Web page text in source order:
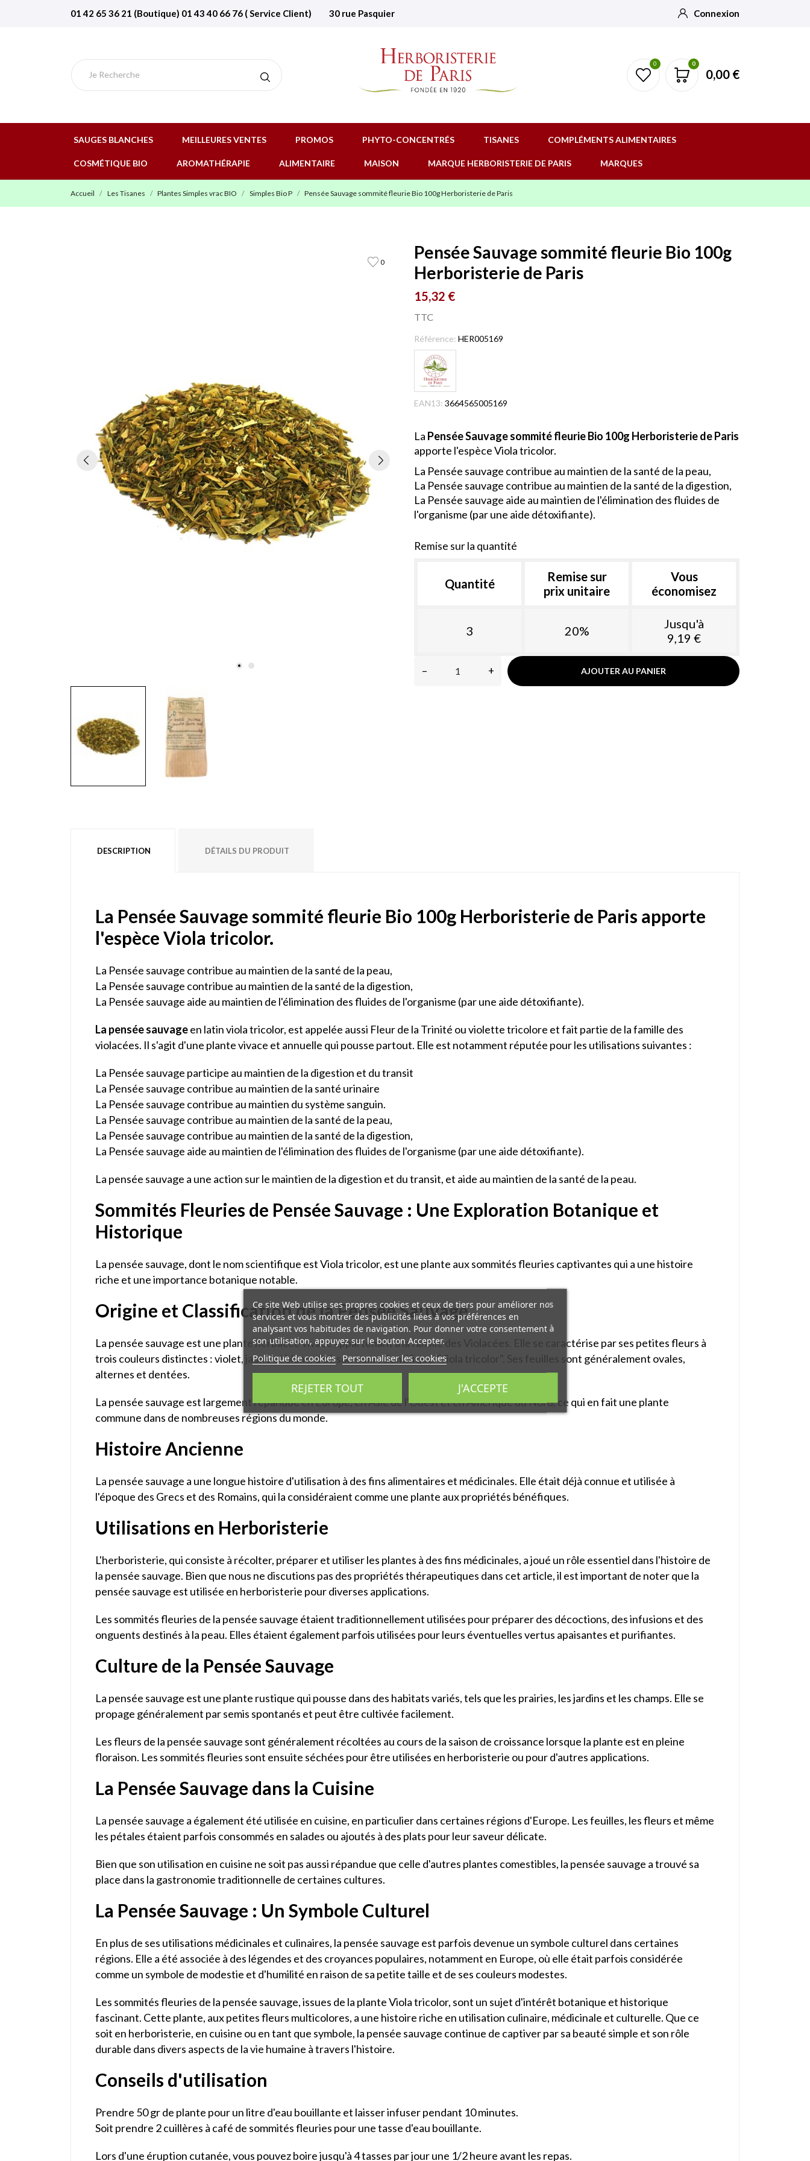
01 42 65 36 21 (Boutique) 01 43 40 66 76 ( Service Client) 30 rue Pasquier Connexion
0 0
0,00 €
SAUGES BLANCHES MEILLEURES VENTES PROMOS PHYTO-CONCENTRÉS TISANES COMPLÉMENTS ALIMENTAIRES
COSMÉTIQUE BIO AROMATHÉRAPIE ALIMENTAIRE MAISON MARQUE HERBORISTERIE DE PARIS MARQUES
Accueil Les Tisanes Plantes Simples vrac BIO Simples Bio P Pensée Sauvage sommité fleurie Bio 100g Herboristerie de Paris
0
Pensée Sauvage sommité fleurie Bio 100g
Herboristerie de Paris
15,32 €
TTC
Référence: HER005169
EAN13: 3664565005169
La Pensée Sauvage sommité fleurie Bio 100g Herboristerie de Paris
apporte l'espèce Viola tricolor.
La Pensée sauvage contribue au maintien de la santé de la peau,
La Pensée sauvage contribue au maintien de la santé de la digestion,
La Pensée sauvage aide au maintien de l'élimination des fluides de
l'organisme (par une aide détoxifiante).
Remise sur la quantité
Quantité
Remise sur
prix unitaire
Vous
économisez
3 20%
Jusqu'à
9,19 €
– + AJOUTER AU PANIER
DESCRIPTION DÉTAILS DU PRODUIT
La Pensée Sauvage sommité fleurie Bio 100g Herboristerie de Paris apporte
l'espèce Viola tricolor.
La Pensée sauvage contribue au maintien de la santé de la peau,
La Pensée sauvage contribue au maintien de la santé de la digestion,
La Pensée sauvage aide au maintien de l'élimination des fluides de l'organisme (par une aide détoxifiante).
La pensée sauvageen latin viola tricolor, est appelée aussi Fleur de la Trinité ou violette tricolore et fait partie de la famille des
violacées. Il s'agit d'une plante vivace et annuelle qui pousse partout. Elle est notamment réputée pour les utilisations suivantes :
La Pensée sauvage participe au maintien de la digestion et du transit
La Pensée sauvage contribue au maintien de la santé urinaire
La Pensée sauvage contribue au maintien du système sanguin.
La Pensée sauvage contribue au maintien de la santé de la peau,
La Pensée sauvage contribue au maintien de la santé de la digestion,
La Pensée sauvage aide au maintien de l'élimination des fluides de l'organisme (par une aide détoxifiante).
La pensée sauvage a une action sur le maintien de la digestion et du transit, et aide au maintien de la santé de la peau.
Sommités Fleuries de Pensée Sauvage : Une Exploration Botanique et
Historique
La pensée sauvage, dont le nom scientifique est Viola tricolor, est une plante aux sommités fleuries captivantes qui a une histoire
riche et une importance botanique notable.
Origine et Classification de la Pensée Sauvage
La pensée sauvage est une plante herbacée vivace appartenant à la famille des Violacées. Elle se caractérise par ses petites fleurs à
trois couleurs distinctes : violet, jaune et blanc, d'où son nom scientifique "Viola tricolor". Ses feuilles sont généralement ovales,
alternes et dentées.
La pensée sauvage est largement répandue en Europe, en Asie de l'Ouest et en Amérique du Nord, ce qui en fait une plante
commune dans de nombreuses régions du monde.
Histoire Ancienne
La pensée sauvage a une longue histoire d'utilisation à des fins alimentaires et médicinales. Elle était déjà connue et utilisée à
l'époque des Grecs et des Romains, qui la considéraient comme une plante aux propriétés bénéfiques.
Utilisations en Herboristerie
L'herboristerie, qui consiste à récolter, préparer et utiliser les plantes à des fins médicinales, a joué un rôle essentiel dans l'histoire de
la pensée sauvage. Bien que nous ne discutions pas des propriétés thérapeutiques dans cet article, il est important de noter que la
pensée sauvage est utilisée en herboristerie pour diverses applications.
Les sommités fleuries de la pensée sauvage étaient traditionnellement utilisées pour préparer des décoctions, des infusions et des
onguents destinés à la peau. Elles étaient également parfois utilisées pour leurs éventuelles vertus apaisantes et purifiantes.
Culture de la Pensée Sauvage
La pensée sauvage est une plante rustique qui pousse dans des habitats variés, tels que les prairies, les jardins et les champs. Elle se
propage généralement par semis spontanés et peut être cultivée facilement.
Les fleurs de la pensée sauvage sont généralement récoltées au cours de la saison de croissance lorsque la plante est en pleine
floraison. Les sommités fleuries sont ensuite séchées pour être utilisées en herboristerie ou pour d'autres applications.
La Pensée Sauvage dans la Cuisine
La pensée sauvage a également été utilisée en cuisine, en particulier dans certaines régions d'Europe. Les feuilles, les fleurs et même
les pétales étaient parfois consommés en salades ou ajoutés à des plats pour leur saveur délicate.
Bien que son utilisation en cuisine ne soit pas aussi répandue que celle d'autres plantes comestibles, la pensée sauvage a trouvé sa
place dans la gastronomie traditionnelle de certaines cultures.
La Pensée Sauvage : Un Symbole Culturel
En plus de ses utilisations médicinales et culinaires, la pensée sauvage est parfois devenue un symbole culturel dans certaines
régions. Elle a été associée à des légendes et des croyances populaires, notamment en Europe, où elle était parfois considérée
comme un symbole de modestie et d'humilité en raison de sa petite taille et de ses couleurs modestes.
Les sommités fleuries de la pensée sauvage, issues de la plante Viola tricolor, sont un sujet d'intérêt botanique et historique
fascinant. Cette plante, aux petites fleurs multicolores, a une histoire riche en utilisation culinaire, médicinale et culturelle. Que ce
soit en herboristerie, en cuisine ou en tant que symbole, la pensée sauvage continue de captiver par sa beauté simple et son rôle
durable dans divers aspects de la vie humaine à travers l'histoire.
Conseils d'utilisation
Prendre 50 gr de plante pour un litre d'eau bouillante et laisser infuser pendant 10 minutes.
Soit prendre 2 cuillères à café de sommités fleuries pour une tasse d'eau bouillante.
Lors d'une éruption cutanée, vous pouvez boire jusqu'à 4 tasses par jour une 1/2 heure avant les repas.
Ce site Web utilise ses propres cookies et ceux de tiers pour améliorer nos
services et vous montrer des publicités liées à vos préférences en
analysant vos habitudes de navigation. Pour donner votre consentement à
son utilisation, appuyez sur le bouton Accepter.
Politique de cookies Personnaliser les cookies
REJETER TOUT J'ACCEPTE